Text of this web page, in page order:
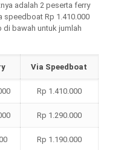
adalah 2 peserta ferry
speedboat Rp 1.410.000
di bawah untuk jumlah
Via Speedboat
Rp 1.410.000
Rp 1.290.000
Rp 1.190.000